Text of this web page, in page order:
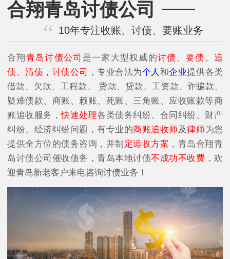
合翔青岛讨债公司
10年专注收账、讨债、要账业务
合翔青岛讨债公司 是一家大型权威的讨债、要债、追
债、清债，讨债公司
，专业合法为个人 和企业提供各类
借款、欠款、工程款、 货款、贷款、工资款、诈骗款、
疑难债款、商账、赖账、死账、三角账、应收账款等商
账追收服务，快速处理各类债务纠纷、合同纠纷、财产
纠纷、经济纠纷问题，有专业的商账追收师及律师为您
提供全方位的债务咨询，并制 定追收方案 ，青岛合翔青
岛讨债公司催收债务，青岛本地讨债不成功不收费 ，欢
迎青岛新老客户来电咨询讨债业务！